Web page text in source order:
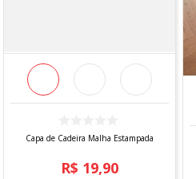
Capa de Cadeira Malha Estampada
R$ 19,90